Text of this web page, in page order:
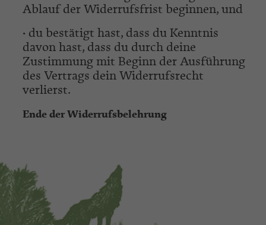
Ablauf der Widerrufsfrist beginnen, und
• du bestätigt hast, dass du Kenntnis
davon hast, dass du durch deine
Zustimmung mit Beginn der Ausführung
des Vertrags dein Widerrufsrecht
verlierst.
Ende der Widerrufsbelehrung